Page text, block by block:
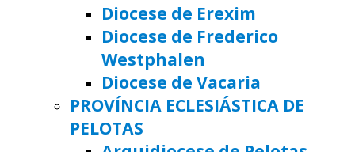
Diocese de Erexim
Diocese de Frederico
Westphalen
Diocese de Vacaria
PROVÍNCIA ECLESIÁSTICA DE
PELOTAS